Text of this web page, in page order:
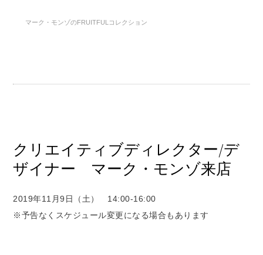
マーク・モンゾのFRUITFULコレクション
クリエイティブディレクター/デ
ザイナー マーク・モンゾ来店
2019年11月9日（土） 14:00-16:00
※予告なくスケジュール変更になる場合もあります